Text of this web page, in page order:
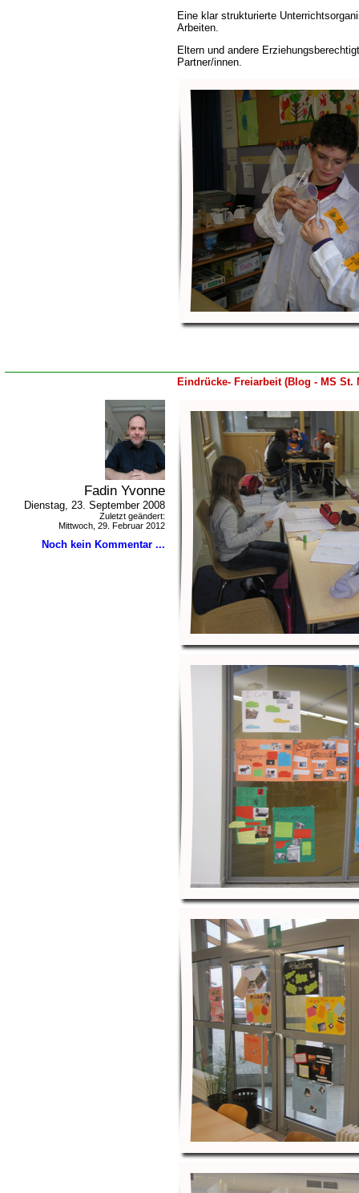
Eine klar strukturierte
Arbeiten.
Eltern und andere
Partner/innen.
Eindrücke- Freiarbeit (Blog - MS St.
Fadin Yvonne
Dienstag, 23. September 2008
Zuletzt geändert:
Mittwoch, 29. Februar 2012
Noch kein Kommentar ...